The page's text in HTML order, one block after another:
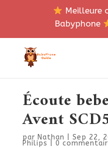
Écoute
Avent
par Nathan Sep 22,
Philips 0
Meilleure
Babyphone